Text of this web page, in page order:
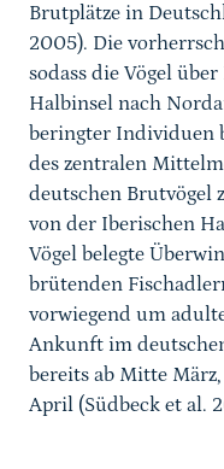
Brutplätze in
2005). Die
sodass die Vögel
Halbinsel nach
beringter Individuen
des zentralen
deutschen Brutvögel
von der Iberischen
Vögel belegte
brütenden
vorwiegend um
Ankunft im
bereits ab Mitte
April (Südbeck et al.
Sprungmarke